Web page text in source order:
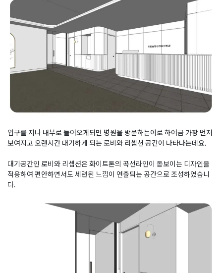
입구를 지나 내부로 들어오게되면 병원을 방문하는이로 하여금 가장 먼저
보여지고 오랜시간 대기하게 되는 로비와 리셉션 공간이 나타나는데요.
대기공간인 로비와 리셉션은 화이트톤의 곡선라인이 돋보이는 디자인을
적용하여 편안하면서도 세련된 느낌이 연출되는 공간으로 조성하였습니
다.